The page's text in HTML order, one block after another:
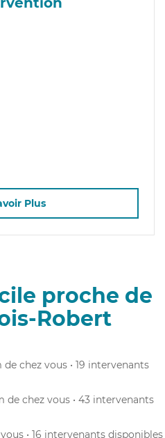
Plus
proche de
Robert
de chez vous • 19 intervenants
de chez vous • 43 intervenants
• 16 intervenants disponibles